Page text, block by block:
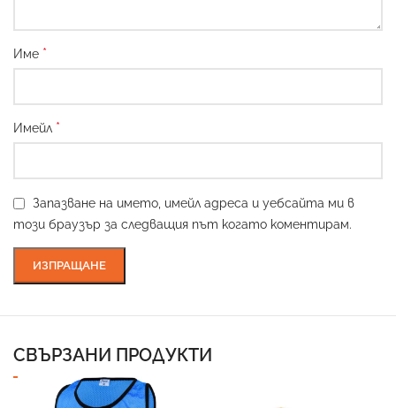
Име *
Имейл *
Запазване на името, имейл адреса и уебсайта ми в
този браузър за следващия път когато коментирам.
СВЪРЗАНИ ПРОДУКТИ